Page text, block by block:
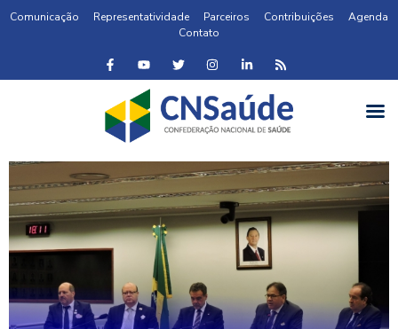
Comunicação Representatividade Parceiros Contribuições
Agenda
Contato